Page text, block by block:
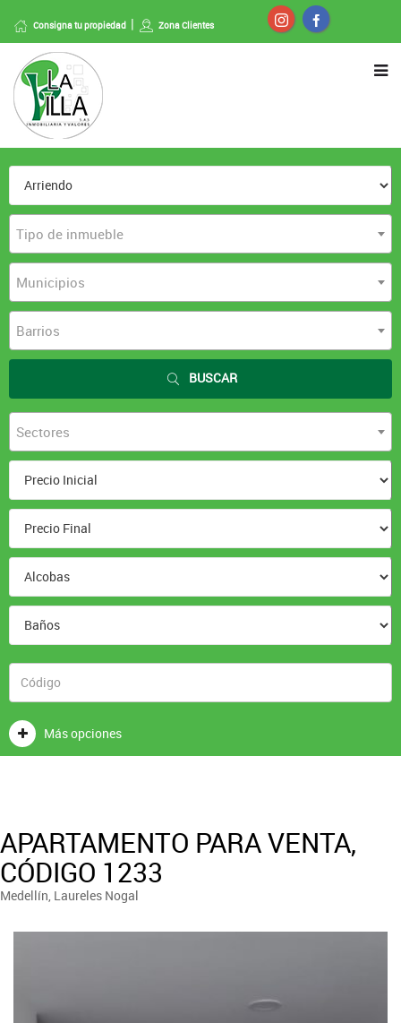
Consigna tu propiedad Zona Clientes
Tipo de inmueble
Municipios
Barrios
BUSCAR
Sectores
Más opciones
APARTAMENTO PARA VENTA,
CÓDIGO 1233
Medellín, Laureles Nogal